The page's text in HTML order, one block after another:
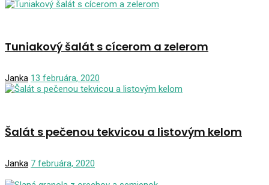
Tuniakový šalát s cícerom a zelerom
Janka 13 februára, 2020
Šalát s pečenou tekvicou a listovým kelom
Janka 7 februára, 2020